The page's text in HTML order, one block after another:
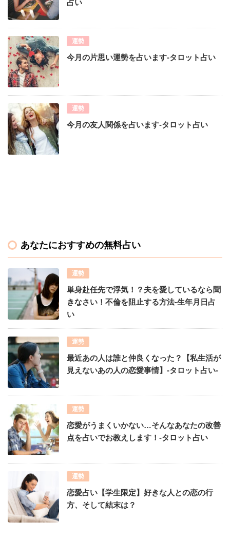
占い
運勢
今月の片思い運勢を占います-タロット占い
運勢
今月の友人関係を占います-タロット占い
あなたにおすすめの無料占い
運勢
単身赴任先で浮気！？夫を愛しているなら聞
きなさい！不倫を阻止する方法-生年月日占
い
運勢
最近あの人は誰と仲良くなった？【私生活が
見えないあの人の恋愛事情】-タロット占い-
運勢
恋愛がうまくいかない…そんなあなたの改善
点を占いでお教えします！-タロット占い
運勢
恋愛占い【学生限定】好きな人との恋の行
方、そして結末は？